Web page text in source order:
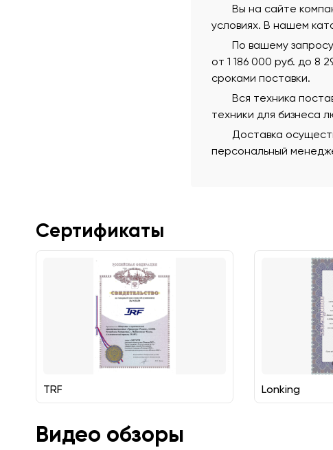
Вы на сайте
условиях. В нашем
По вашему
от 1 186 000 руб. до 8
сроками поставки.
Вся техника
техники для бизнеса
Доставка
персональный
Сертификаты
TRF Lonking
Видео обзоры